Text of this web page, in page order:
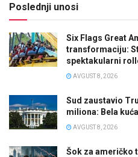
Poslednji unosi
Six Flags Great
transformaciju:
spektakularni
AVGUST 8, 2026
Sud zaustavio
miliona: Bela
AVGUST 8, 2026
Šok za američko